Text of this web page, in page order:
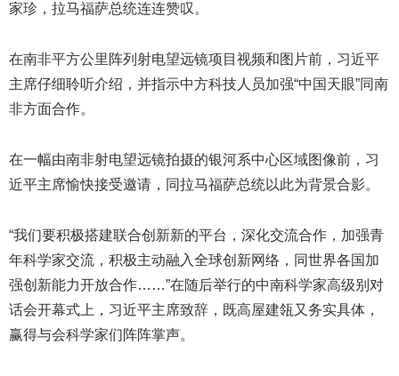
家珍，拉马福萨总统连连赞叹。
在南非平方公里阵列射电望远镜项目视频和图片前，习近平
主席仔细聆听介绍，并指示中方科技人员加强“中国天眼”同南
非方面合作。
在一幅由南非射电望远镜拍摄的银河系中心区域图像前，习
近平主席愉快接受邀请，同拉马福萨总统以此为背景合影。
“我们要积极搭建联合创新新的平台，深化交流合作，加强青
年科学家交流，积极主动融入全球创新网络，同世界各国加
强创新能力开放合作……”在随后举行的中南科学家高级别对
话会开幕式上，习近平主席致辞，既高屋建瓴又务实具体，
赢得与会科学家们阵阵掌声。